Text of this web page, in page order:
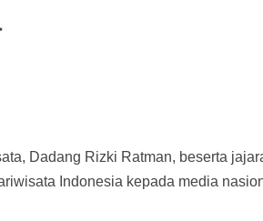
Dadang Rizki Ratman, beserta
Indonesia kepada media